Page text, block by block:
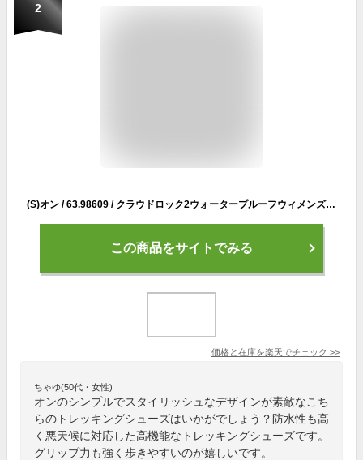
2
(S)オン / 63.98609 / クラウドロック2ウォータープルーフウィメンズ(ON Cloudrock 2 Waterproof W's)【登山靴】【トレッキングシューズ】【ハイキングシューズ】【防水】【シューズ館】【レディース】【女性用】
この商品をサイトでみる
価格と在庫を楽天でチェック >>
ちゃゆ(50代・女性)
オンのシンプルでスタイリッシュなデザインが素敵なこち
らのトレッキングシューズはいかがでしょう？防水性も高
く悪天候に対応した高機能なトレッキングシューズです。
グリップ力も強く歩きやすいのが嬉しいです。